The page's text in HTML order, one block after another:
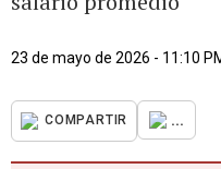
23 de mayo de 2026 - 11:10
COMPARTIR ...